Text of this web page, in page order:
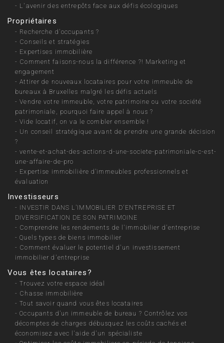
- L'avenir des entrepôts face aux défis écologiques
Propriétaires
- Recherche d'occupants ?
- Conseils et stratégies
- Expertises immobilière
- Comment faisons-nous la différence ?! Marketing et
engagement
-Attirer de nouveaux locataires pour votre immeuble de
bureaux à Bruxelles malgré les défis actuels
-Vendre votre immeuble, votre patrimoine ou votre société
patrimoniale, pourquoi faire appel à nous ?
-Vide locatif, on va le combler ensemble !
- Un conseil stratégique avant de prendre une grande décision
?
-vente-et-achat-des-actions-d-une-societe-patrimoniale-c-est-
une-affaire-de-pro
- Expertise immobilière d’immeubles professionnels et
évaluation
Investisseurs
- INVESTIR DANS L’IMMOBILIER D'ENTREPRISE ET
DIVERSIFICATION DE SON PATRIMOINE
- Comprendre les rendements de l'immobilier d'entreprise
-Quels types de biens immobilier
- Comment évaluer le potentiel d'un investissement
immobilier d'entreprise
Vous êtes locataires?
-Trouvez votre espace idéal
- Chasse immobilière
-Tout savoir quand vous êtes locataires
-Occupants d’un immeuble de bureau ? Contrôlez vos
décomptes de charges débusquez les coûts cachés et
économisez avec l'aide d'un spécialiste